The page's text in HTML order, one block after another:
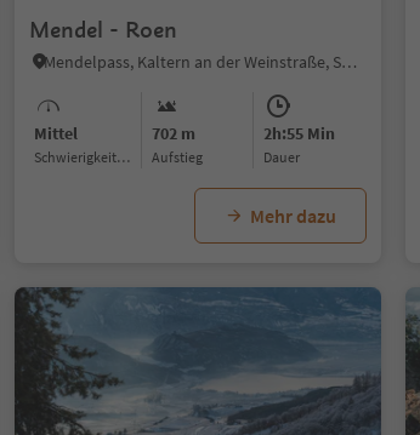
Mendel - Roen
Mendelpass, Kaltern an der Weinstraße, Südtiroler Weinstraße
Mittel
Schwierigkeitsgrad
702 m
Aufstieg
2h:55 Min
Dauer
Mehr dazu